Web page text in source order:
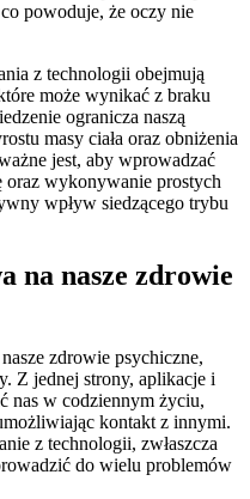
powoduje, że oczy nie
z technologii obejmują
może wynikać z braku
ogranicza naszą
masy ciała oraz obniżenia
jest, aby wprowadzać
oraz wykonywanie prostych
wpływ siedzącego trybu
na nasze zdrowie
zdrowie psychiczne,
Z jednej strony, aplikacje i
nas w codziennym życiu,
kontakt z innymi.
z technologii, zwłaszcza
do wielu problemów